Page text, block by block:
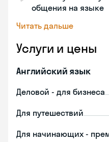
общения на языке
Читать дальше
Услуги и цены
Английский язык
Деловой - для бизнеса
Для путешествий
Для начинающих -